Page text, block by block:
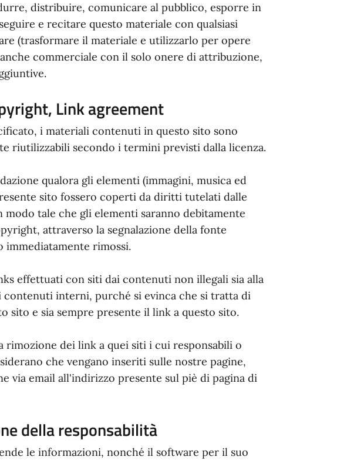
distribuire, comunicare al pubblico, esporre in
e recitare questo materiale con qualsiasi
(trasformare il materiale e utilizzarlo per opere
commerciale con il solo onere di attribuzione,
Link agreement
i materiali contenuti in questo sito sono
riutilizzabili secondo i termini previsti dalla licenza.
qualora gli elementi (immagini, musica ed
sito fossero coperti da diritti tutelati dalle
tale che gli elementi saranno debitamente
attraverso la segnalazione della fonte
rimossi.
effettuati con siti dai contenuti non illegali sia alla
contenuti interni, purché si evinca che si tratta di
sito e sia sempre presente il link a questo sito.
rimozione dei link a quei siti i cui responsabili o
che vengano inseriti sulle nostre pagine,
via email all'indirizzo presente sul piè di pagina di
della responsabilità
le informazioni, nonché il software per il suo